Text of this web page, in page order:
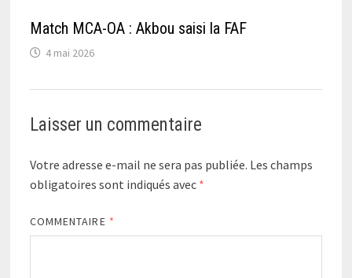
Match MCA-OA : Akbou saisi la FAF
4 mai 2026
Laisser un commentaire
Votre adresse e-mail ne sera pas publiée. Les champs
obligatoires sont indiqués avec *
COMMENTAIRE *